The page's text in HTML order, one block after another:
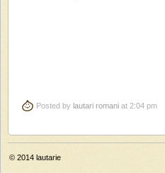
Posted by lautari romani at 2:04 pm
© 2014 lautarie